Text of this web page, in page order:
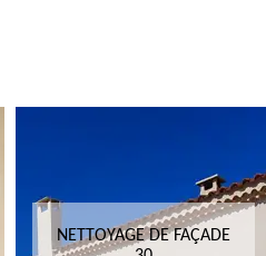
NETTOYAGE DE FAÇADE